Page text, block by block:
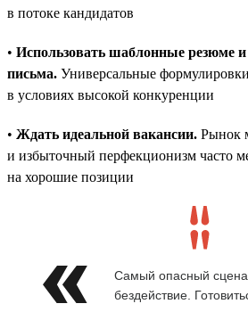
в потоке кандидатов
• Использовать шаблонные резюме
письма. Универсальные
в условиях высокой конкуренции
• Ждать идеальной вакансии. Рынок
и избыточный перфекционизм часто
на хорошие позиции
Самый опасный
бездействие.